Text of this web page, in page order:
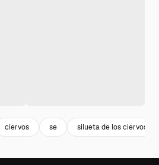
ciervos se silueta de los ciervos